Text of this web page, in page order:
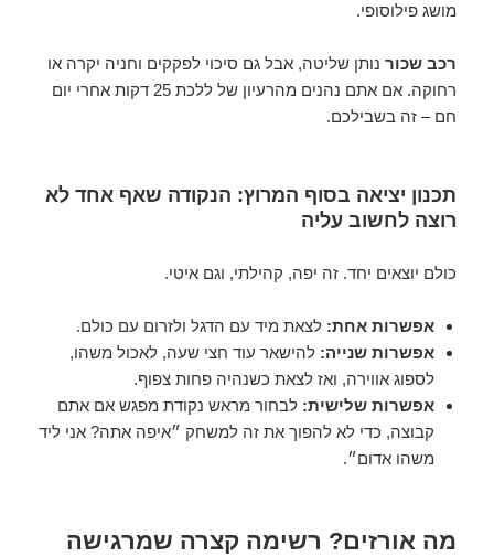
מושג פילוסופי.
רכב שכור נותן שליטה, אבל גם סיכוי לפקקים וחניה יקרה או
רחוקה. אם אתם נהנים מהרעיון של ללכת 25 דקות אחרי יום
חם – זה בשבילכם.
תכנון יציאה בסוף המרוץ: הנקודה שאף אחד לא
רוצה לחשוב עליה
כולם יוצאים יחד. זה יפה, קהילתי, וגם איטי.
אפשרות אחת: לצאת מיד עם הדגל ולזרום עם כולם.
אפשרות שנייה: להישאר עוד חצי שעה, לאכול משהו,
לספוג אווירה, ואז לצאת כשנהיה פחות צפוף.
אפשרות שלישית: לבחור מראש נקודת מפגש אם אתם
קבוצה, כדי לא להפוך את זה למשחק ״איפה אתה? אני ליד
משהו אדום״.
מה אורזים? רשימה קצרה שמרגישה